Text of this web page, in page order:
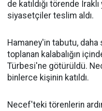
de katıldığı törende
siyasetçiler teslim aldı.
Hamaney'in tabutu,
toplanan kalabalığın
Türbesi'ne götürüldü.
binlerce kişinin katıldı.
Necef'teki törenlerin